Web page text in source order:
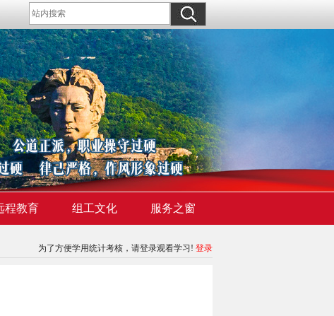
程教育 组工文化 服务之窗
为了方便学用统计考核，请登录观看学习! 登录